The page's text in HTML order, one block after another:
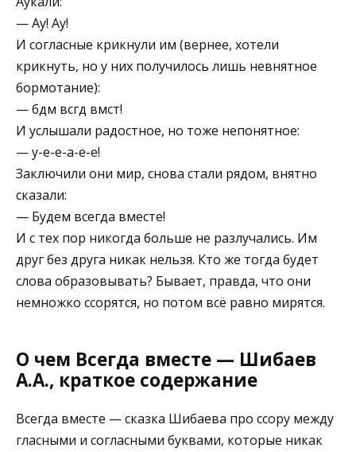
— Ау! Ау!
И согласные крикнули им (вернее, хотели
крикнуть, но у них получилось лишь невнятное
бормотание):
— бдм всгд вмст!
И услышали радостное, но тоже непонятное:
— у-е-е-а-е-е!
Заключили они мир, снова стали рядом, внятно
сказали:
— Будем всегда вместе!
И с тех пор никогда больше не разлучались. Им
друг без друга никак нельзя. Кто же тогда будет
слова образовывать? Бывает, правда, что они
немножко ссорятся, но потом всё равно мирятся.
О чем Всегда вместе — Шибаев
А.А., краткое содержание
Всегда вместе — сказка Шибаева про ссору между
гласными и согласными буквами, которые никак